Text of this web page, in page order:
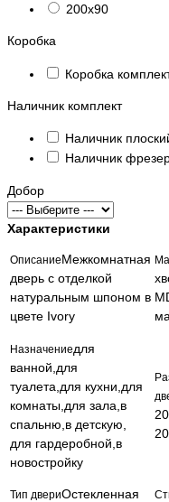
200х90
Коробка
Коробка
Наличник комплект
Наличник
Наличник
Добор
Характеристики
ОписаниеМежкомнатная
дверь с отделкой
натуральным шпоном в
цвете Ivory
Назначениедля
ванной,для
туалета,для кухни,для
комнаты,для зала,в
спальню,в детскую,
для гардеробной,в
новостройку
Тип двериОстекленная